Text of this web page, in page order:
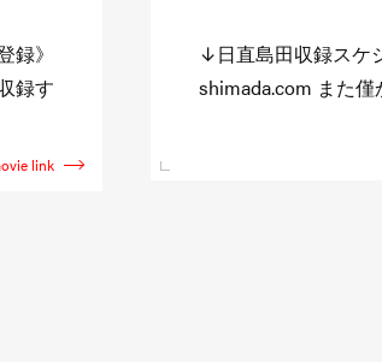
また企画を観たい
す。 その反応で色